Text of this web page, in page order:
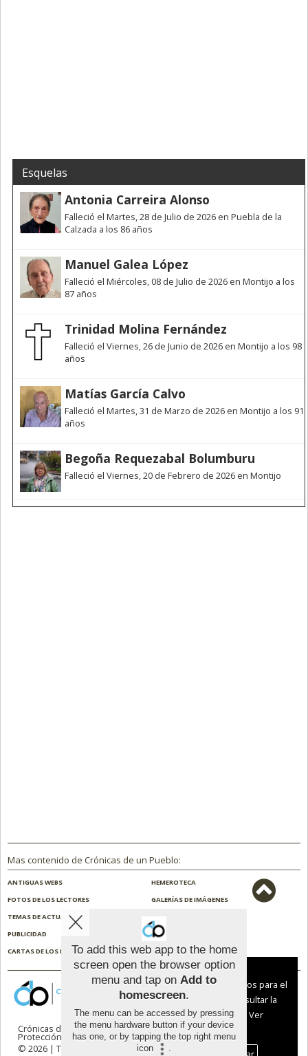
Esquelas
Antonia Carreira Alonso
Falleció el Martes, 28 de Julio de 2026 en Puebla de la
Calzada a los 86 años
Manuel Galea López
Falleció el Miércoles, 08 de Julio de 2026 en Montijo a los
87 años
Trinidad Molina Fernández
Falleció el Viernes, 26 de Junio de 2026 en Montijo a los 98
años
Matías García Calvo
Falleció el Martes, 31 de Marzo de 2026 en Montijo a los 91
años
Begoña Requezabal Bolumburu
Falleció el Viernes, 20 de Febrero de 2026 en Montijo
Mas contenido de Crónicas de un Pueblo:
ANTIGUAS WEBS
HEMEROTECA
FOTOS DE LOS LECTORES
GALERÍAS DE IMÁGENES
TEMAS DE ACTUALIDAD
PUBLICIDAD
CONTACTO
CARTAS DE LOS LECTORES
ENCUESTAS
Crónicas de un Pueblo |Términos de uso|
Protección de datos
© 2026 | Todos los derechos reservados
To add this web app to the home
screen open the browser option
menu and tap on Add to
homescreen.
The menu can be accessed by pressing
the menu hardware button if your device
has one, or by tapping the top right menu
icon
.
Aviso sobre el Uso de cookies:
Utilizamos cookies nuestras y de terceros para el
funcionamiento del digital. Puedes consultar la
lista de cookies y como desconectarlas.
Ver
nuestra Política de Privacidad y Cookies